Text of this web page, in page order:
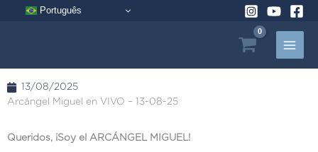
Português
13/08/2025
Arcángel Miguel en VIVO – 13-08-25
Queridos, ¡Soy el ARCÁNGEL MIGUEL!